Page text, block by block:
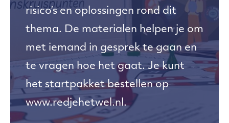
risico’s en oplossingen rond dit
thema. De materialen helpen je om
met iemand in gesprek te gaan en
te vragen hoe het gaat. Je kunt
het startpakket bestellen op
www.redjehetwel.nl.